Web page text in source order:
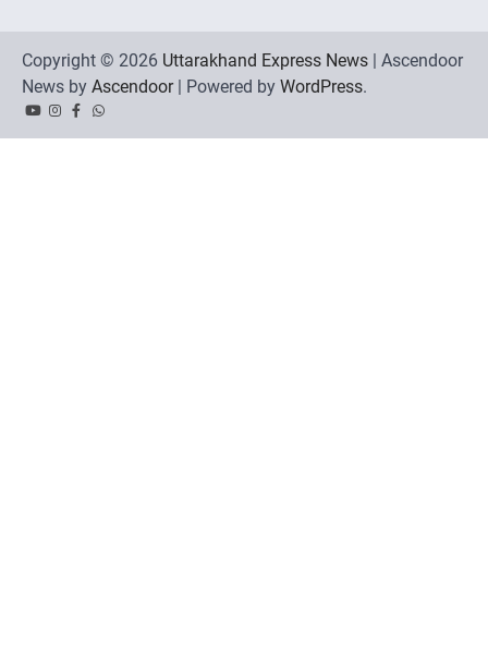
Copyright © 2026 Uttarakhand Express News | Ascendoor
News by Ascendoor| Powered by WordPress.
YouTubeInstagram
Facebook
Whatsapp